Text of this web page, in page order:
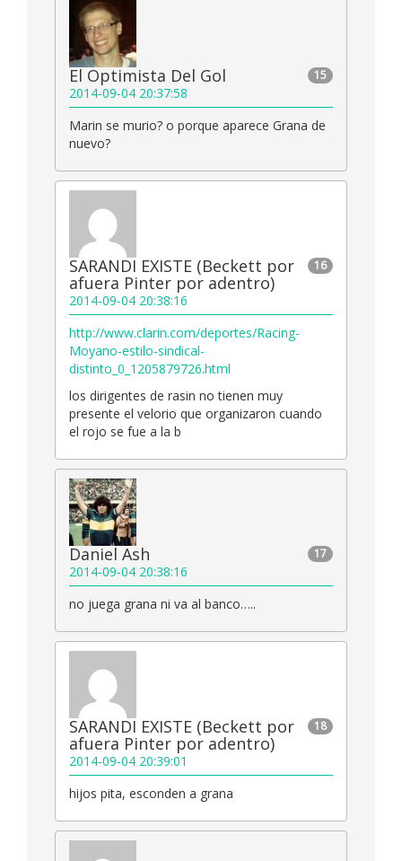
15
El Optimista Del Gol
2014-09-04 20:37:58
Marin se murio? o porque aparece Grana de
nuevo?
16
SARANDI EXISTE (Beckett por
afuera Pinter por adentro)
2014-09-04 20:38:16
http://www.clarin.com/deportes/Racing-
Moyano-estilo-sindical-
distinto_0_1205879726.html
los dirigentes de rasin no tienen muy
presente el velorio que organizaron cuando
el rojo se fue a la b
17
Daniel Ash
2014-09-04 20:38:16
no juega grana ni va al banco…..
18
SARANDI EXISTE (Beckett por
afuera Pinter por adentro)
2014-09-04 20:39:01
hijos pita, esconden a grana